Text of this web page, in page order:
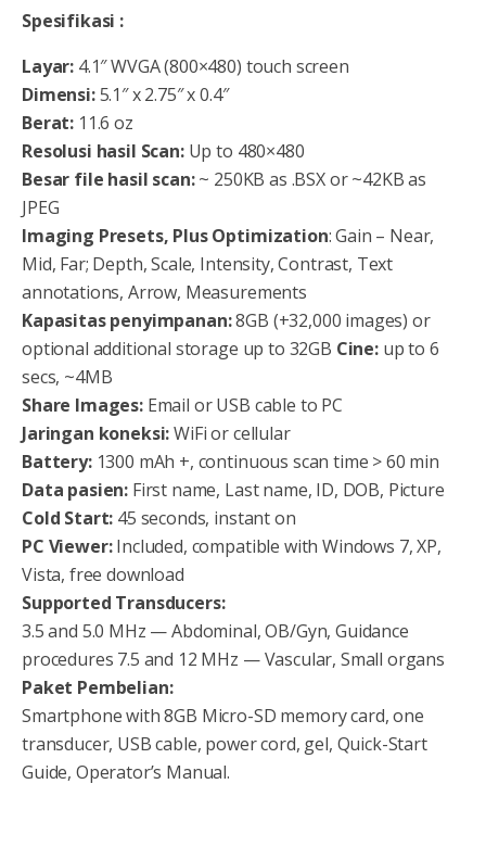
Spesifikasi :
Layar: 4.1″ WVGA (800×480) touch screen
Dimensi:5.1″ x 2.75″ x 0.4″
Berat: 11.6 oz
Resolusi hasil Scan: Up to 480×480
Besar file hasil scan:~ 250KB as .BSX or ~42KB as
JPEG
Imaging Presets, Plus Optimization: Gain – Near,
Mid, Far; Depth, Scale, Intensity, Contrast, Text
annotations, Arrow, Measurements
Kapasitas penyimpanan:8GB (+32,000 images) or
optional additional storage up to 32GB Cine: up to 6
secs, ~4MB
Share Images: Email or USB cable to PC
Jaringan koneksi:WiFi or cellular
Battery: 1300 mAh +, continuous scan time > 60 min
Data pasien: First name, Last name, ID, DOB, Picture
Cold Start: 45 seconds, instant on
PC Viewer:Included, compatible with Windows 7, XP,
Vista, free download
Supported Transducers:
3.5 and 5.0 MHz — Abdominal, OB/Gyn, Guidance
procedures 7.5 and 12 MHz — Vascular, Small organs
Paket Pembelian:
Smartphone with 8GB Micro-SD memory card, one
transducer, USB cable, power cord, gel, Quick-Start
Guide, Operator’s Manual.